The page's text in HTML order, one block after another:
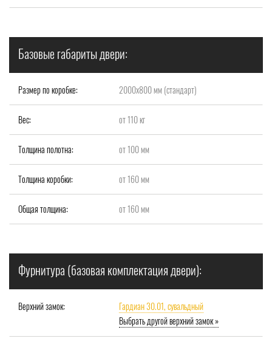
Базовые габариты двери:
Размер по коробке: 2000x800 мм (стандарт)
Вес: от 110 кг
Толщина полотна: от 100 мм
Толщина коробки: от 160 мм
Общая толщина: от 160 мм
Фурнитура (базовая комплектация двери):
Верхний замок:
Гардиан 30.01, сувальдный
Выбрать другой верхний замок »